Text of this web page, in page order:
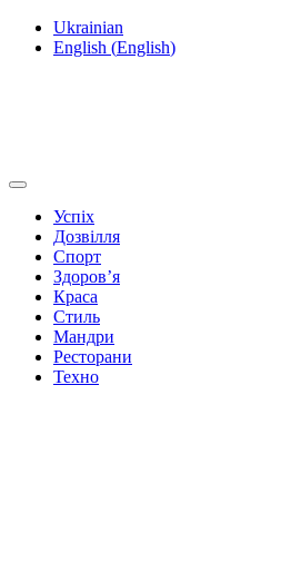
Ukrainian
English (English)
Успіх
Дозвілля
Спорт
Здоров’я
Краса
Стиль
Мандри
Ресторани
Техно